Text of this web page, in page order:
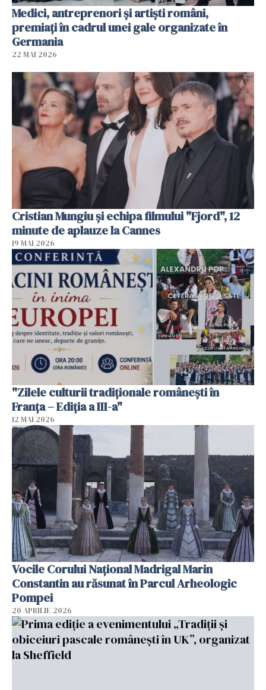
Medici, antreprenori și artiști români,
premiați în cadrul unei gale organizate în
Germania
22 MAI 2026
Cristian Mungiu şi echipa filmului "Fjord", 12
minute de aplauze la Cannes
19 MAI 2026
"Zilele culturii tradiționale românești în
Franța – Ediția a III-a"
12 MAI 2026
Vocile Corului Național Madrigal Marin
Constantin au răsunat în Parcul Arheologic
Pompei
20 APRILIE 2026